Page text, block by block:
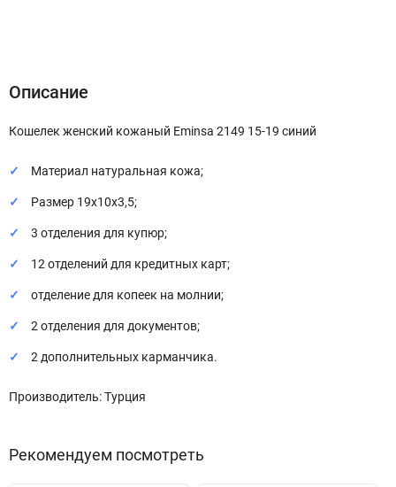
Описание
Кошелек женский кожаный Eminsa 2149 15-19 синий
Материал натуральная кожа;
Размер 19х10х3,5;
3 отделения для купюр;
12 отделений для кредитных карт;
отделение для копеек на молнии;
2 отделения для документов;
2 дополнительных карманчика.
Производитель: Турция
Рекомендуем посмотреть